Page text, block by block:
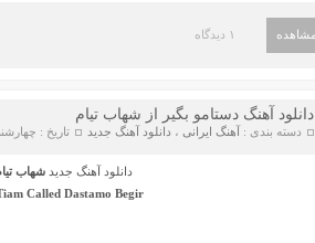
۱ دیدگاه
دانلود آهنگ دستامو بگیر از شهاب تیام
دسته بندی : آهنگ ایرانی ، دانلود آهنگ جدید تاریخ : چهارشنبه 8 فوریه
دانلود آهنگ جدید شهاب
CalledDastamo Begir